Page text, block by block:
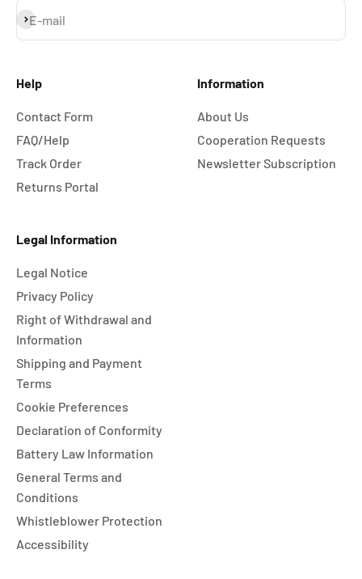
E-mail
Subscribe
Help
Contact Form
FAQ/Help
Track Order
Returns Portal
Information
About Us
Cooperation Requests
Newsletter Subscription
Legal Information
Legal Notice
Privacy Policy
Right of Withdrawal and
Information
Shipping and Payment
Terms
Cookie Preferences
Declaration of Conformity
Battery Law Information
General Terms and
Conditions
Whistleblower Protection
Accessibility